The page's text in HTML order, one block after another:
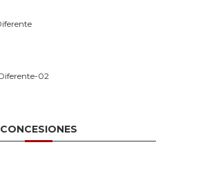
CONCESIONES